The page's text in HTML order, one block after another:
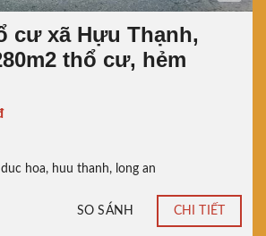
cư xã Hựu Thạnh,
thổ cư, hẻm
duc hoa, huu thanh, long an
SO SÁNH CHI TIẾT